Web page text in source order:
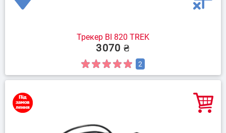
Трекер BI 820 TREK
3070 ₴
2